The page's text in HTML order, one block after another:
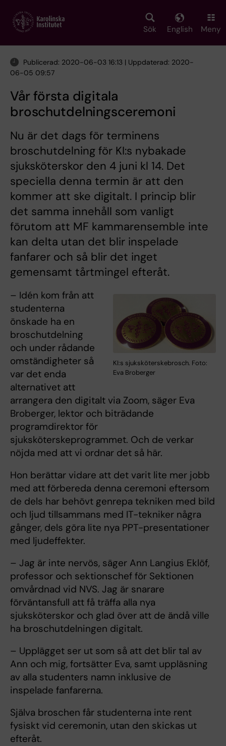
main
Sök English Meny
Publicerad: 2020-06-03 16:13 | Uppdaterad: 2020-
06-05 09:57
Vår första digitala
broschutdelningsceremoni
Nu är det dags för terminens
broschutdelning för KI:s nybakade
sjuksköterskor den 4 juni kl 14. Det
speciella denna termin är att den
kommer att ske digitalt. I princip blir
det samma innehåll som vanligt
förutom att MF kammarensemble inte
kan delta utan det blir inspelade
fanfarer och så blir det inget
gemensamt tårtmingel efteråt.
KI:s sjuksköterskebrosch. Foto:
Eva Broberger
– Idén kom från att
studenterna
önskade ha en
broschutdelning
och under rådande
omständigheter så
var det enda
alternativet att
arrangera den digitalt via Zoom, säger Eva
Broberger, lektor och biträdande
programdirektor för
sjuksköterskeprogrammet. Och de verkar
nöjda med att vi ordnar det så här.
Hon berättar vidare att det varit lite mer jobb
med att förbereda denna ceremoni eftersom
de dels har behövt genrepa tekniken med bild
och ljud tillsammans med IT-tekniker några
gånger, dels göra lite nya PPT-presentationer
med ljudeffekter.
– Jag är inte nervös, säger Ann Langius Eklöf,
professor och sektionschef för Sektionen
omvårdnad vid NVS. Jag är snarare
förväntansfull att få träffa alla nya
sjuksköterskor och glad över att de ändå ville
ha broschutdelningen digitalt.
– Upplägget ser ut som så att det blir tal av
Ann och mig, fortsätter Eva, samt uppläsning
av alla studenters namn inklusive de
inspelade fanfarerna.
Själva broschen får studenterna inte rent
fysiskt vid ceremonin, utan den skickas ut
efteråt.